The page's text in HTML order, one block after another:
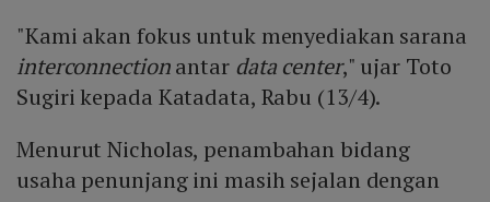
"Kami akan fokus untuk menyediakan sarana
interconnectionantar data center," ujar Toto
Sugiri kepada Katadata, Rabu (13/4).
Menurut Nicholas, penambahan bidang
usaha penunjang ini masih sejalan dengan